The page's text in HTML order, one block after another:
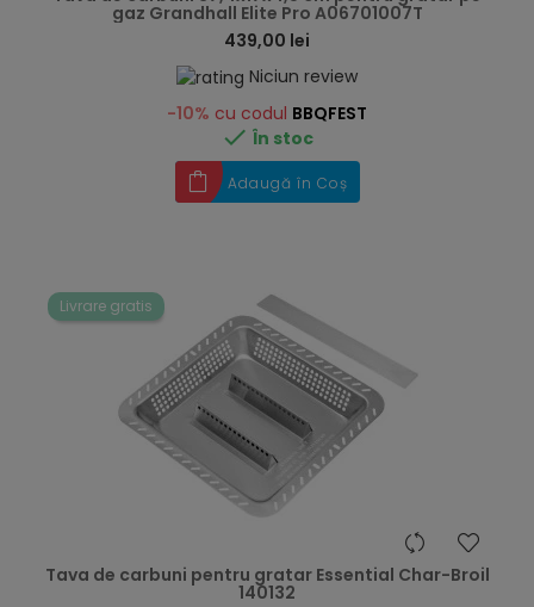
gaz Grandhall Elite Pro A06701007T
439,00 lei
Niciun review
-10% cu codul BBQFEST
 În stoc
Adaugă în Coș
Livrare gratis
Tava de carbuni pentru gratar Essential Char-Broil
140132